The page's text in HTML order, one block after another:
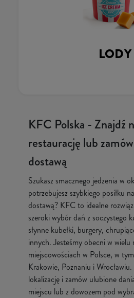
LODY
KFC Polska - Znajdź
restaurację lub
dostawą
Szukasz smacznego jedzenia w
potrzebujesz szybkiego posiłku
dostawą? KFC to idealne
szeroki wybór dań z soczystego
słynne kubełki, burgery,
innych. Jesteśmy obecni w wielu
miejscowościach w Polsce, w
Krakowie, Poznaniu i
lokalizację i zamów ulubione
miejscu lub z dowozem pod